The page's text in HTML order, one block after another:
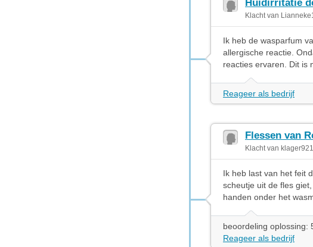
Huidirritatie
Klacht van
Ik heb de wasparfum
allergische reactie.
reacties ervaren. Dit is
Reageer als bedrijf
Flessen van
Klacht van
Ik heb last van het feit
scheutje uit de fles
handen onder het
beoordeling oplossing:
Reageer als bedrijf